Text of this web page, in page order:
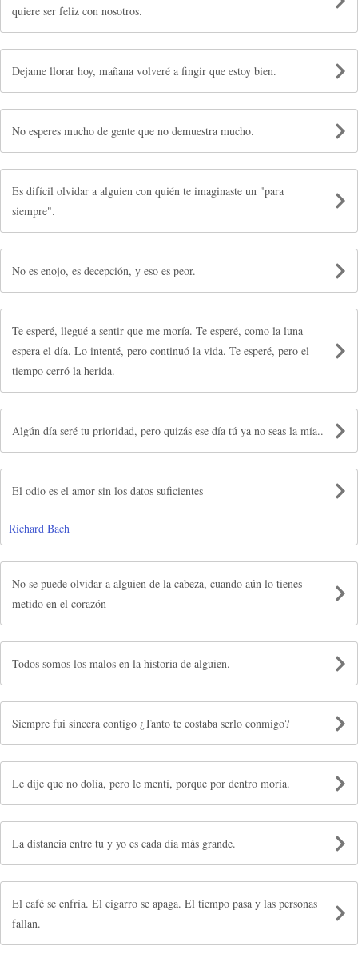
quiere ser feliz con nosotros.
Dejame llorar hoy, mañana volveré a fingir que estoy bien.
No esperes mucho de gente que no demuestra mucho.
Es difícil olvidar a alguien con quién te imaginaste un "para
siempre".
No es enojo, es decepción, y eso es peor.
Te esperé, llegué a sentir que me moría. Te esperé, como la luna
espera el día. Lo intenté, pero continuó la vida. Te esperé, pero el
tiempo cerró la herida.
Algún día seré tu prioridad, pero quizás ese día tú ya no seas la mía..
El odio es el amor sin los datos suficientes
Richard Bach
No se puede olvidar a alguien de la cabeza, cuando aún lo tienes
metido en el corazón
Todos somos los malos en la historia de alguien.
Siempre fui sincera contigo ¿Tanto te costaba serlo conmigo?
Le dije que no dolía, pero le mentí, porque por dentro moría.
La distancia entre tu y yo es cada día más grande.
El café se enfría. El cigarro se apaga. El tiempo pasa y las personas
fallan.